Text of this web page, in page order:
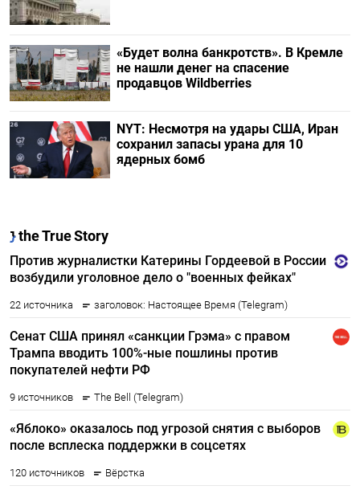
«Будет волна банкротств». В Кремле
не нашли денег на спасение
продавцов Wildberries
NYT: Несмотря на удары США, Иран
сохранил запасы урана для 10
ядерных бомб